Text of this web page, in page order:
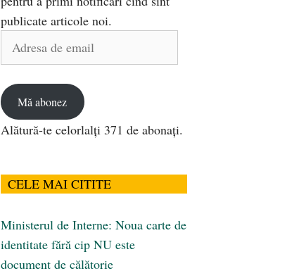
publicate articole noi.
Adresa
Mă abonez
Alătură-te celorlalți 371 de abonați.
CELE MAI CITITE
Ministerul de Interne: Noua carte de
identitate fără cip NU este
document de călătorie